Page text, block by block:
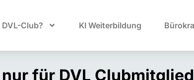
Club? KI Weiterbildung
für DVL